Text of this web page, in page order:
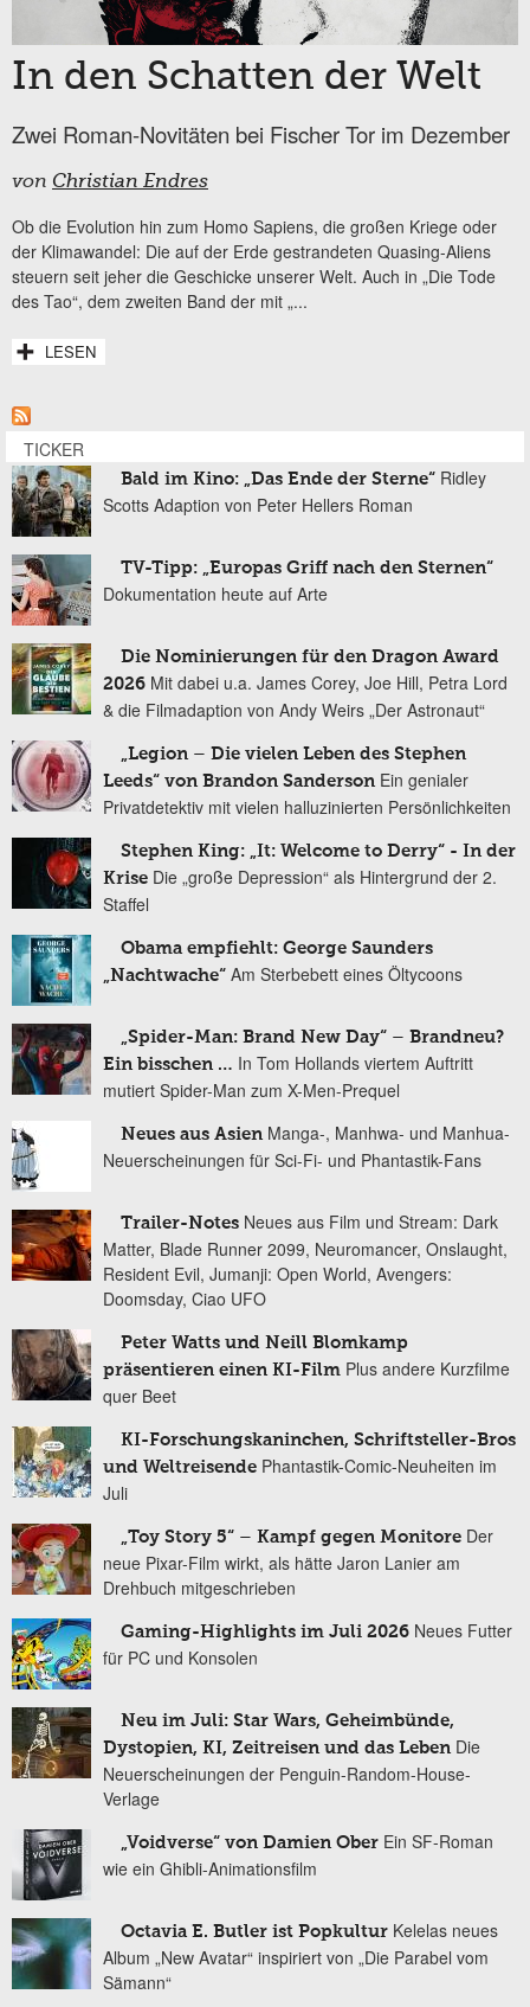
In den Schatten der Welt
Zwei Roman-Novitäten bei Fischer Tor im Dezember
von Christian Endres
Ob die Evolution hin zum Homo Sapiens, die großen Kriege oder
der Klimawandel: Die auf der Erde gestrandeten Quasing-Aliens
steuern seit jeher die Geschicke unserer Welt. Auch in „Die Tode
des Tao“, dem zweiten Band der mit „...
LESEN
TICKER
Bald im Kino: „Das Ende der Sterne“ Ridley
Scotts Adaption von Peter Hellers Roman
TV-Tipp: „Europas Griff nach den Sternen“
Dokumentation heute auf Arte
Die Nominierungen für den Dragon Award
2026 Mit dabei u.a. James Corey, Joe Hill, Petra Lord
& die Filmadaption von Andy Weirs „Der Astronaut“
„Legion – Die vielen Leben des Stephen
Leeds“ von Brandon Sanderson Ein genialer
Privatdetektiv mit vielen halluzinierten Persönlichkeiten
Stephen King: „It: Welcome to Derry“ - In der
Krise Die „große Depression“ als Hintergrund der 2.
Staffel
Obama empfiehlt: George Saunders
„Nachtwache“ Am Sterbebett eines Öltycoons
„Spider-Man: Brand New Day“ – Brandneu?
Ein bisschen … In Tom Hollands viertem Auftritt
mutiert Spider-Man zum X-Men-Prequel
Neues aus Asien Manga-, Manhwa- und Manhua-
Neuerscheinungen für Sci-Fi- und Phantastik-Fans
Trailer-Notes Neues aus Film und Stream: Dark
Matter, Blade Runner 2099, Neuromancer, Onslaught,
Resident Evil, Jumanji: Open World, Avengers:
Doomsday, Ciao UFO
Peter Watts und Neill Blomkamp
präsentieren einen KI-Film Plus andere Kurzfilme
quer Beet
KI-Forschungskaninchen, Schriftsteller-Bros
und Weltreisende Phantastik-Comic-Neuheiten im
Juli
„Toy Story 5“ – Kampf gegen Monitore Der
neue Pixar-Film wirkt, als hätte Jaron Lanier am
Drehbuch mitgeschrieben
Gaming-Highlights im Juli 2026 Neues Futter
für PC und Konsolen
Neu im Juli: Star Wars, Geheimbünde,
Dystopien, KI, Zeitreisen und das Leben Die
Neuerscheinungen der Penguin-Random-House-
Verlage
„Voidverse“ von Damien Ober Ein SF-Roman
wie ein Ghibli-Animationsfilm
Octavia E. Butler ist Popkultur Kelelas neues
Album „New Avatar“ inspiriert von „Die Parabel vom
Sämann“